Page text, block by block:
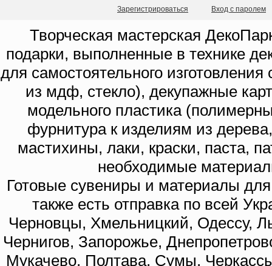
Зарегистрироваться Вход с паролем
Творческая мастерская
подарки, выполненные в технике
для самостоятельного
из мдф, стекло), декупажные
модельного пластика
фурнитура к изделиям из
мастихины, лаки, краски, паста,
необходимые
Готовые сувениры и материалы
также есть отправка по всей
Черновцы, Хмельницкий, Одессу,
Чернигов, Запорожье,
Мукачево, Полтава, Сумы,